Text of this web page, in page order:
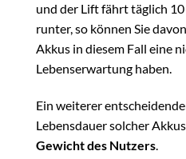
und der Lift fährt täglich
runter, so können Sie
Akkus in diesem Fall eine
Lebenserwartung haben.
Ein weiterer
Lebensdauer solcher
Gewicht des Nutzers.